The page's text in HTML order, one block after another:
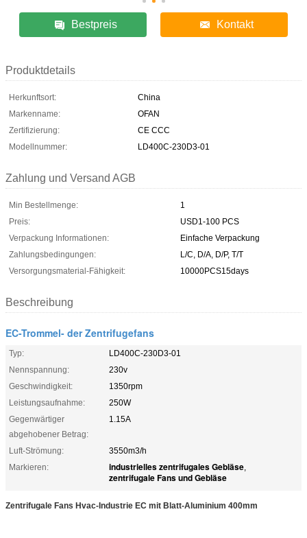
Bestpreis Kontakt
Produktdetails
Herkunftsort:
China
Markenname:
OFAN
Zertifizierung:
CE CCC
Modellnummer:
LD400C-230D3-01
Zahlung und Versand AGB
Min Bestellmenge:
1
Preis:
USD1-100 PCS
Verpackung Informationen:
Einfache Verpackung
Zahlungsbedingungen:
L/C, D/A, D/P, T/T
Versorgungsmaterial-Fähigkeit:
10000PCS15days
Beschreibung
EC-Trommel- der Zentrifugefans
Typ:
LD400C-230D3-01
Nennspannung:
230v
Geschwindigkeit:
1350rpm
Leistungsaufnahme:
250W
Gegenwärtiger
abgehobener Betrag:
1.15A
Luft-Strömung:
3550m3/h
Markieren:
industrielles zentrifugales Gebläse,
zentrifugale Fans und Gebläse
Zentrifugale Fans Hvac-Industrie EC mit Blatt-Aluminium 400mm